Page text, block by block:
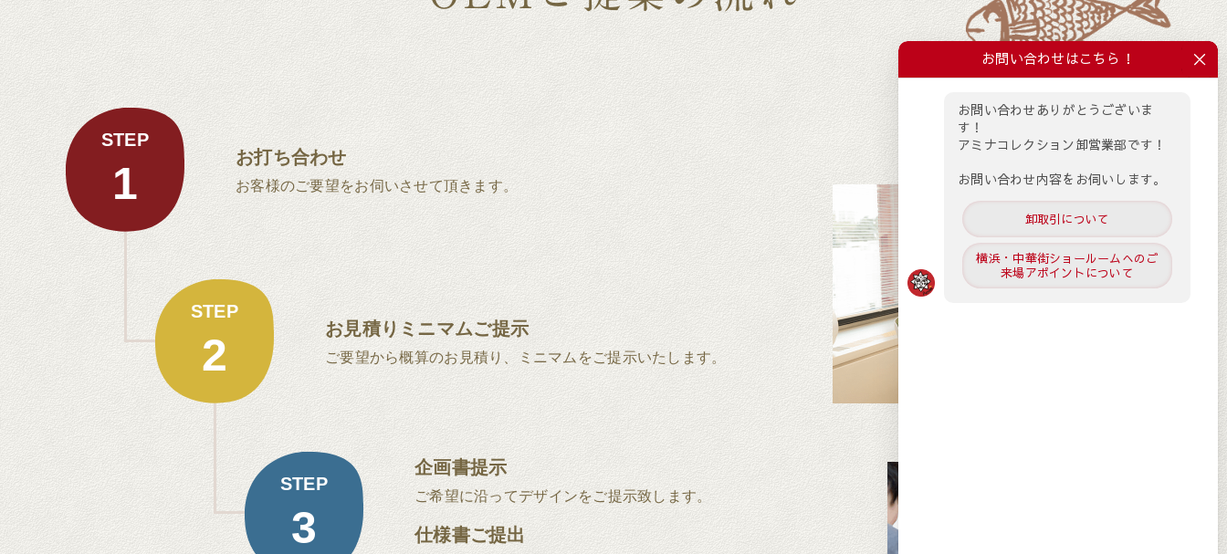
STEP
1
お打ち合わせ
お客様のご要望をお伺いさせて頂きます。
STEP
2
お見積りミニマムご提示
ご要望から概算のお見積り、ミニマムをご提示いたします。
STEP
3
企画書提示
ご希望に沿ってデザインをご提示致します。
仕様書ご提出
お問い合わせはこちら！
お問い合わせありがとうございま
す！
アミナコレクション卸営業部です！
お問い合わせ内容をお伺いします。
卸取引について
横浜・中華街ショールームへのご
来場アポイントについて